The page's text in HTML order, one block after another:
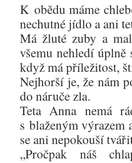
K obědu máme
nechutné jídlo a ani
Má žluté zuby a
všemu nehledí úplně
když má příležitost,
Nejhorší je, že nám
do náruče zla.
Teta Anna nemá
s blaženým výrazem
se ani nepokouší
„Pročpak náš